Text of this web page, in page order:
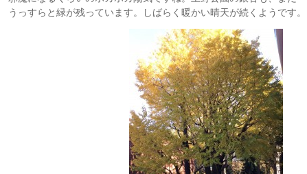
うっすらと緑が残っています。しばらく暖かい晴天が続くようです。